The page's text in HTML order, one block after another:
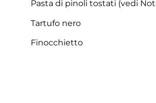
Pasta di pinoli tostati (vedi
Tartufo nero
Finocchietto